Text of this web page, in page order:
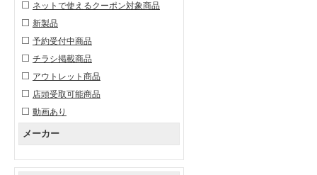
ネットで使えるクーポン対象商品
新製品
予約受付中商品
チラシ掲載商品
アウトレット商品
店頭受取可能商品
動画あり
メーカー